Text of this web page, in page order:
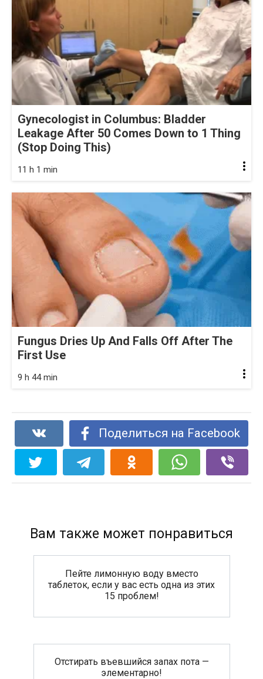
Gynecologist in Columbus: Bladder
Leakage After 50 Comes Down to 1 Thing
(Stop Doing This)
11 h 1 min
Fungus Dries Up And Falls Off After The
First Use
9 h 44 min
Поделиться на Facebook
Вам также может понравиться
Пейте лимонную воду вместо
таблеток, если у вас есть одна из этих
15 проблем!
Отстирать въевшийся запах пота —
элементарно!